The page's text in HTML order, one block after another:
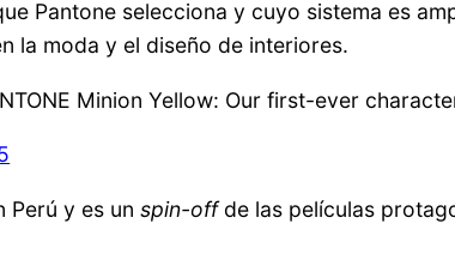
Pantone selecciona y cuyo sistema es
la moda y el diseño de interiores.
Minion Yellow: Our first-ever
Perú y es unspin-offde las películas